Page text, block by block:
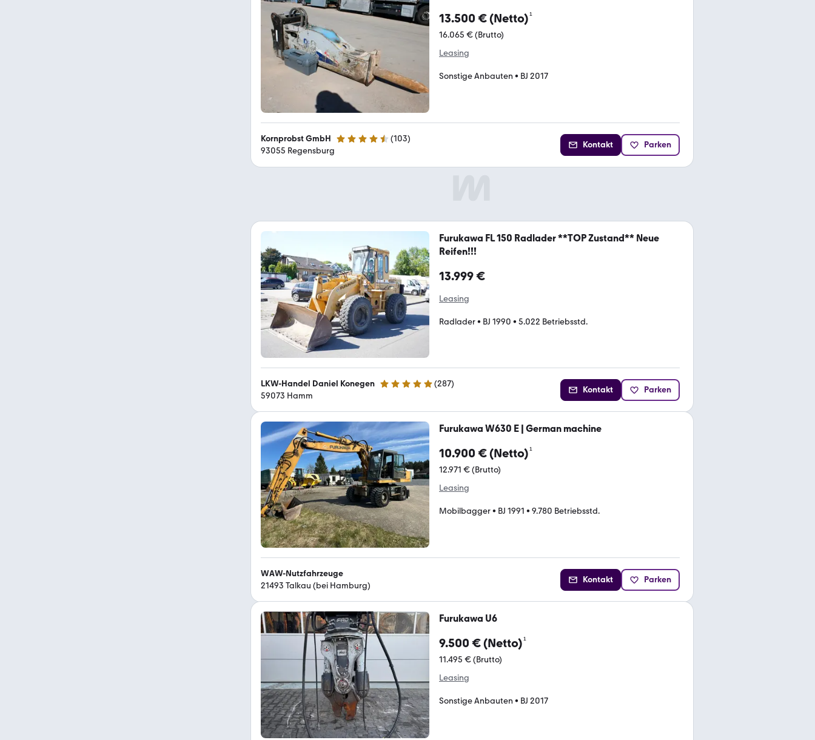
13.500 € (Netto)¹
16.065 € (Brutto)
Leasing
Sonstige Anbauten • BJ 2017
Kornprobst GmbH 4.7 Sterne (103)
93055 Regensburg
Kontakt Parken
Furukawa FL 150 Radlader **TOP Zustand** Neue
Reifen!!!
13.999 €
Leasing
Radlader• BJ 1990 • 5.022 Betriebsstd.
LKW-Handel Daniel Konegen 4.9 Sterne (287)
59073 Hamm
Kontakt Parken
Furukawa W630 E | German machine
10.900 € (Netto)¹
12.971 € (Brutto)
Leasing
Mobilbagger• BJ 1991 • 9.780 Betriebsstd.
WAW-Nutzfahrzeuge
21493 Talkau (bei Hamburg)
Kontakt Parken
Furukawa U6
9.500 € (Netto)¹
11.495 € (Brutto)
Leasing
Sonstige Anbauten • BJ 2017